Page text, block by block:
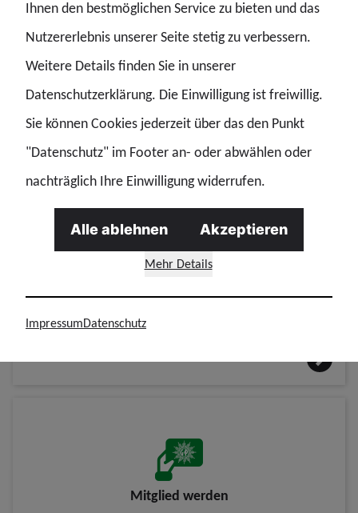
DEUTSCHE POLIZEI
Unser Vorstand
Mitglied werden
Ihnen den bestmöglichen Service zu bieten und das
Nutzererlebnis unserer Seite stetig zu verbessern.
Weitere Details finden Sie in unserer
Datenschutzerklärung. Die Einwilligung ist freiwillig.
Sie können Cookies jederzeit über das den Punkt
"Datenschutz" im Footer an- oder abwählen oder
nachträglich Ihre Einwilligung widerrufen.
Mehr Details
Alle ablehnen Akzeptieren
ImpressumDatenschutz